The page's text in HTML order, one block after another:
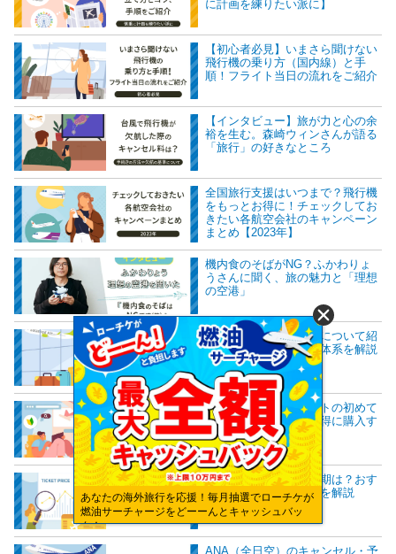
に計画を練りたい派に】
【初心者必見】いまさら聞けない
飛行機の乗り方（国内線）と手
順！フライト当日の流れをご紹介
【インタビュー】旅が力と心の余
裕を生む。森崎ウィンさんが語る
「旅行」の好きなところ
全国旅行支援はいつまで？飛行機
をもっとお得に！チェックしてお
きたい各航空会社のキャンペーン
まとめ【2023年】
機内食のそばがNG？ふかわりょ
うさんに聞く、旅の魅力と「理想
の空港」
ソラシドエアの手荷物について紹
介！サイズ制限や料金体系を解説
航空券・飛行機チケットの初めて
でも安心の買い方・お得に購入す
る方法
航空券を安く買える時期は？おす
すめの時期と購入方法を解説
ANA（全日空）のキャンセル・予
あなたの海外旅行を応援！毎月抽選でローチケが
燃油サーチャージをどーーんとキャッシュバッ
ク！